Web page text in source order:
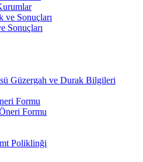
ve Sonuçları
Sonuçları
Güzergah ve Durak Bilgileri
Formu
Formu
Poliklinği